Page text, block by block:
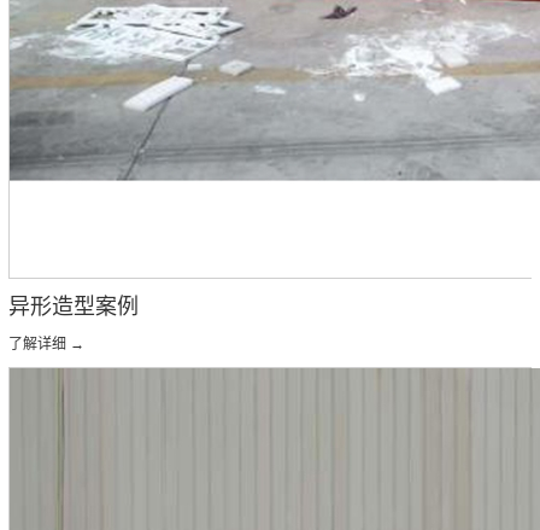
异形造型案例
了解详细